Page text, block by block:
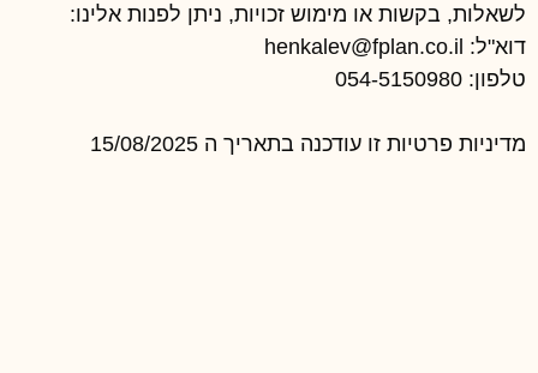
לשאלות, בקשות או מימוש זכויות, ניתן לפנות אלינו:
דוא"ל: henkalev@fplan.co.il
טלפון: 054-5150980
מדיניות פרטיות זו עודכנה בתאריך ה 15/08/2025